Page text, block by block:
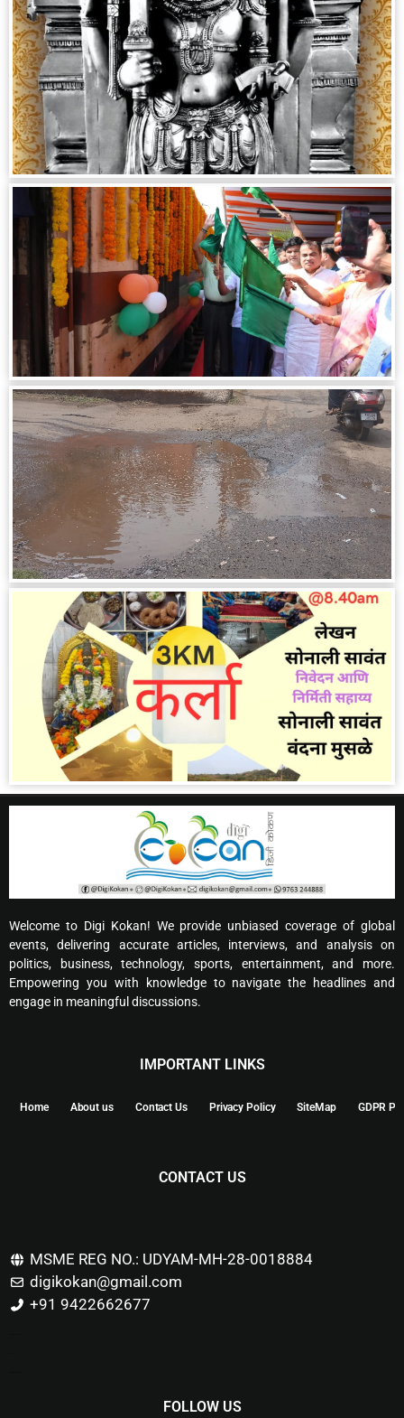
Welcome to Digi Kokan! We provide unbiased coverage of global
events, delivering accurate articles, interviews, and analysis on
politics, business, technology, sports, entertainment, and more.
Empowering you with knowledge to navigate the headlines and
engage in meaningful discussions.
IMPORTANT LINKS
Home About us Contact Us Privacy Policy SiteMap GDPR
CONTACT US
MSME REG NO.: UDYAM-MH-28-0018884
digikokan@gmail.com
+91 9422662677
FOLLOW US